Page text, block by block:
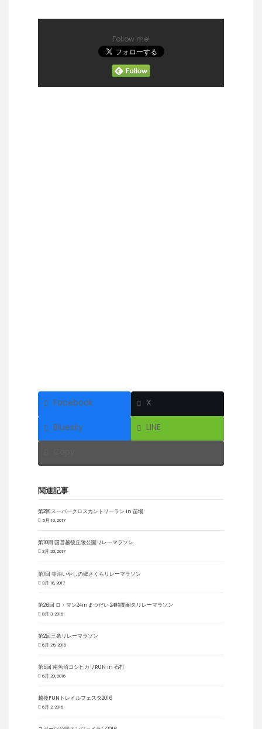
Follow me!
Facebook X
Bluesky LINE
関連記事
第2回スーパークロスカントリーラン in 苗場
5月 10, 2017
第10回 国営越後丘陵公園リレーマラソン
3月 20, 2017
第1回 寺泊いやしの郷さくらリレーマラソン
3月 16, 2017
第26回 ロ・マン24inまつだい 24時間耐久リレーマラソン
8月 3, 2016
第2回三条リレーマラソン
6月 25, 2016
第5回 南魚沼コシヒカリRUN in 石打
6月 20, 2016
越後FUNトレイルフェスタ2016
6月 2, 2016